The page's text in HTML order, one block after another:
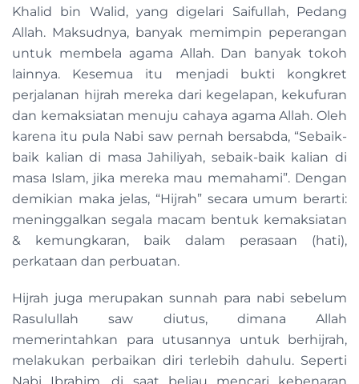
Khalid bin Walid, yang digelari Saifullah, Pedang
Allah. Maksudnya, banyak memimpin peperangan
untuk membela agama Allah. Dan banyak tokoh
lainnya. Kesemua itu menjadi bukti kongkret
perjalanan hijrah mereka dari kegelapan, kekufuran
dan kemaksiatan menuju cahaya agama Allah. Oleh
karena itu pula Nabi saw pernah bersabda, “Sebaik-
baik kalian di masa Jahiliyah, sebaik-baik kalian di
masa Islam, jika mereka mau memahami”. Dengan
demikian maka jelas, “Hijrah” secara umum berarti:
meninggalkan segala macam bentuk kemaksiatan
& kemungkaran, baik dalam perasaan (hati),
perkataan dan perbuatan.
Hijrah juga merupakan sunnah para nabi sebelum
Rasulullah saw diutus, dimana Allah
memerintahkan para utusannya untuk berhijrah,
melakukan perbaikan diri terlebih dahulu. Seperti